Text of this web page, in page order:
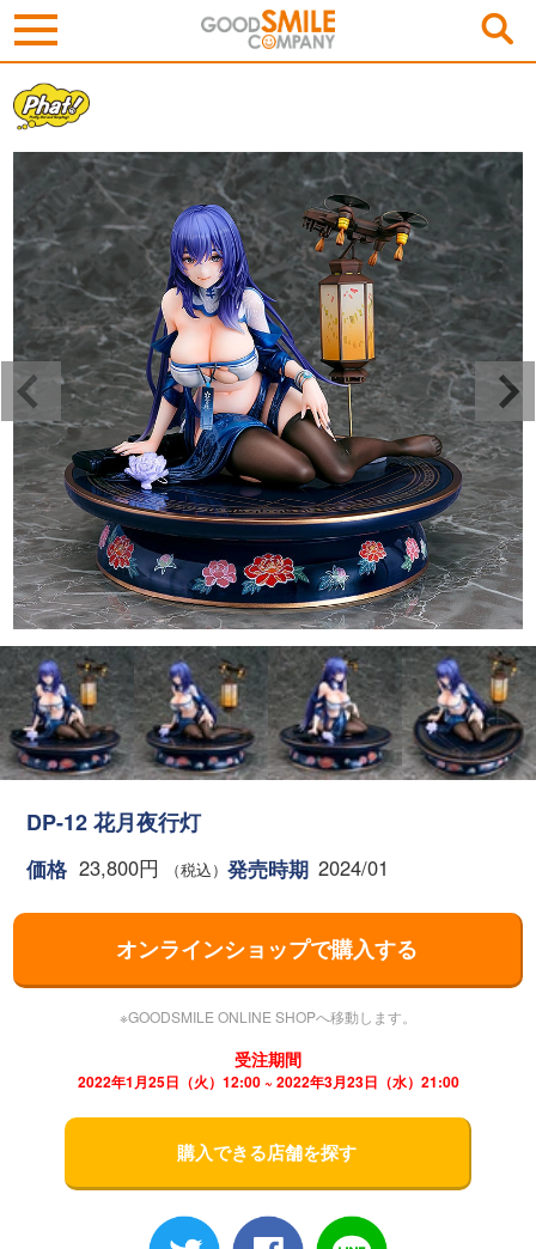
DP-12 花月夜行灯
価格 23,800円 （税込） 発売時期 2024/01
オンラインショップで購入する
※GOODSMILE ONLINE SHOPへ移動します。
受注期間
2022年1月25日（火）12:00 ~ 2022年3月23日（水）21:00
購入できる店舗を探す